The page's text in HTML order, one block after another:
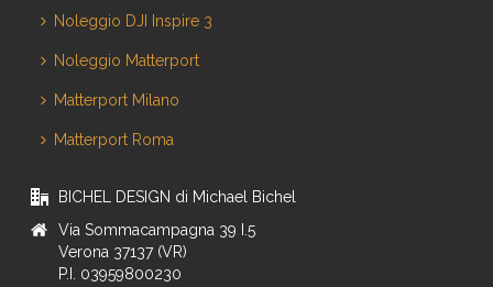
Noleggio DJI Inspire 3
Noleggio Matterport
Matterport Milano
Matterport Roma
BICHEL DESIGN di Michael Bichel
Via Sommacampagna 39 I.5
Verona 37137 (VR)
P.I. 03959800230